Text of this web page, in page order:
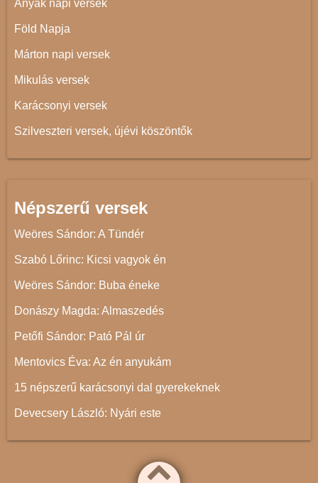
Anyák napi versek
Föld Napja
Márton napi versek
Mikulás versek
Karácsonyi versek
Szilveszteri versek, újévi köszöntők
Népszerű versek
Weöres Sándor: A Tündér
Szabó Lőrinc: Kicsi vagyok én
Weöres Sándor: Buba éneke
Donászy Magda: Almaszedés
Petőfi Sándor: Pató Pál úr
Mentovics Éva: Az én anyukám
15 népszerű karácsonyi dal gyerekeknek
Devecsery László: Nyári este